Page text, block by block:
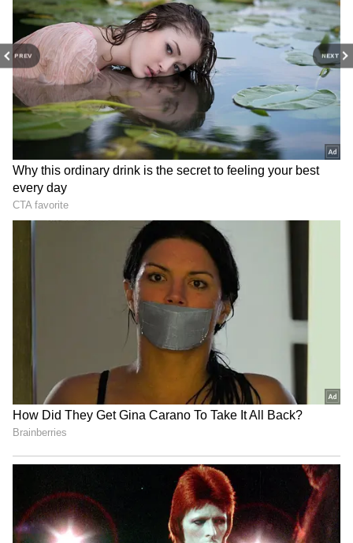
PREV NEXT
Gold Hike: 3 రోజుల పతనం తర్వాత షాకిచ్చిన
బంగారం..ఇప్పుడు కొనాలా?వద్దా?
Jonnagiri Gold Mine: అశోకుడి రాజధాని స్వర్ణగిరి
రహస్యం..తవ్వితే అంతా బంగారమే..2300 ఏళ్ల నాటి
నిజాలు
5
Image Credit :Our Own